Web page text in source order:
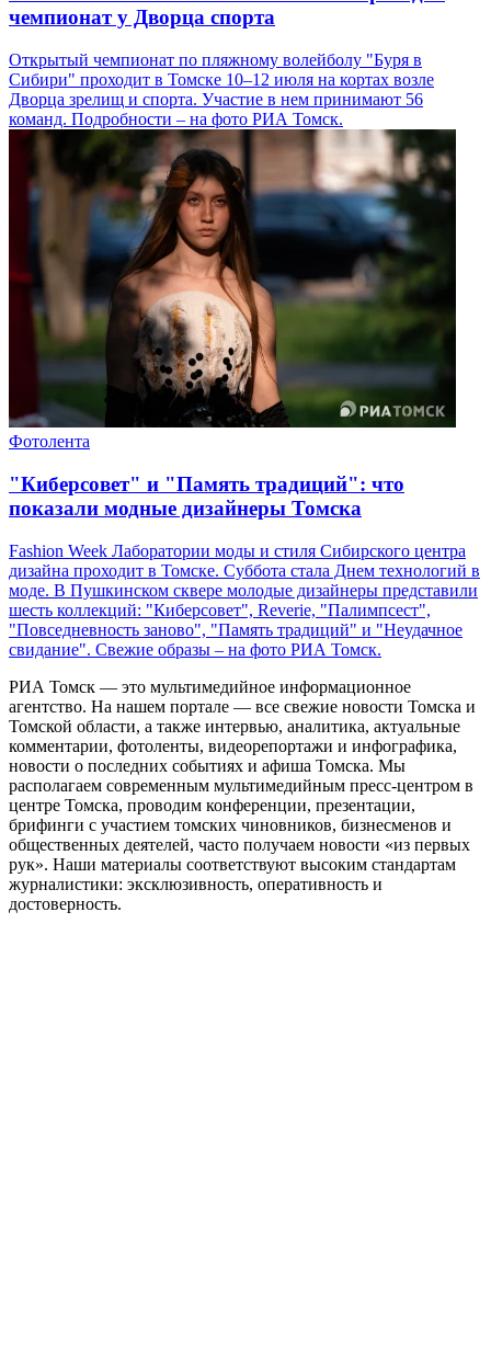
чемпионат у Дворца спорта
Открытый чемпионат по пляжному волейболу "Буря в
Сибири" проходит в Томске 10–12 июля на кортах возле
Дворца зрелищ и спорта. Участие в нем принимают 56
команд. Подробности – на фото РИА Томск.
Фотолента
"Киберсовет" и "Память традиций": что
показали модные дизайнеры Томска
Fashion Week Лаборатории моды и стиля Сибирского центра
дизайна проходит в Томске. Суббота стала Днем технологий в
моде. В Пушкинском сквере молодые дизайнеры представили
шесть коллекций: "Киберсовет", Reverie, "Палимпсест",
"Повседневность заново", "Память традиций" и "Неудачное
свидание". Свежие образы – на фото РИА Томск.
РИА Томск — это мультимедийное информационное
агентство. На нашем портале — все свежие новости Томска и
Томской области, а также интервью, аналитика, актуальные
комментарии, фотоленты, видеорепортажи и инфографика,
новости о последних событиях и афиша Томска. Мы
располагаем современным мультимедийным пресс-центром в
центре Томска, проводим конференции, презентации,
брифинги с участием томских чиновников, бизнесменов и
общественных деятелей, часто получаем новости «из первых
рук». Наши материалы соответствуют высоким стандартам
журналистики: эксклюзивность, оперативность и
достоверность.